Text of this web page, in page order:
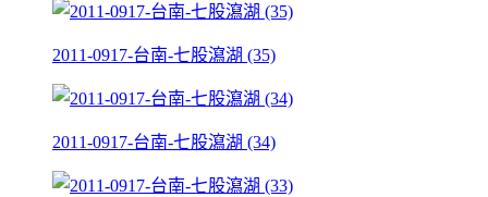
2011-0917-台南-七股瀉湖 (35)
2011-0917-台南-七股瀉湖 (34)